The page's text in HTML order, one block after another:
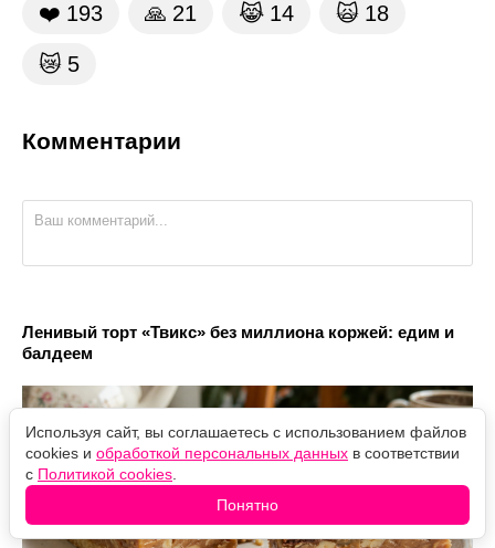
❤️ 193 🙏 21 😹 14 🙀 18
😿 5
Комментарии
Ленивый торт «Твикс» без миллиона коржей: едим и
балдеем
Используя сайт, вы соглашаетесь с использованием файлов
cookies и обработкой персональных данных в соответствии
с Политикой cookies
Понятно